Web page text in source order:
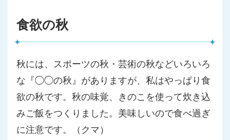
食欲の秋
秋には、スポーツの秋・芸術の秋などいろいろ
な『◯◯の秋』がありますが、私はやっぱり食
欲の秋です。秋の味覚、きのこを使って炊き込
みご飯をつくりました。美味しいので食べ過ぎ
に注意です。
（クマ）